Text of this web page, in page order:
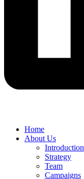
Home
About Us
Introduction
Strategy
Team
Campaigns